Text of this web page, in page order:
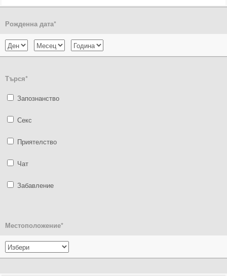
Рожденна дата*
Търся*
Запознанство
Секс
Приятелство
Чат
Забавление
Местоположение*